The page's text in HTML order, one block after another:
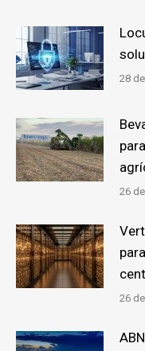
28
26
26